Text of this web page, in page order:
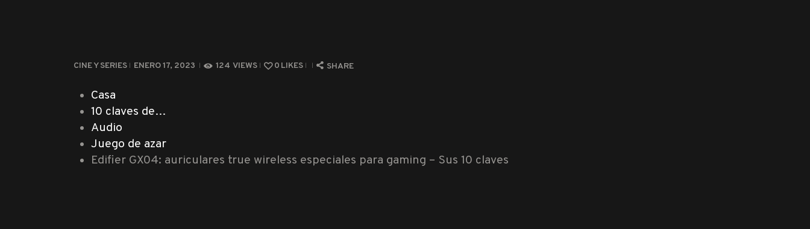
CINE Y SERIES ENERO 17, 2023 124 VIEWS 0 LIKES SHARE
Casa
10 claves de…
Audio
Juego de azar
Edifier GX04: auriculares true wireless especiales para gaming – Sus 10 claves